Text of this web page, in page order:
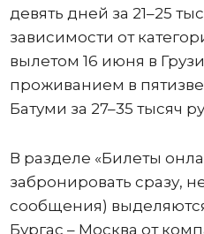
девять дней за 21–25
зависимости от
вылетом 16 июня в
проживанием в
Батуми за 27–35 тысяч
В разделе «Билеты
забронировать сразу,
сообщения)
Бургас – Москва от